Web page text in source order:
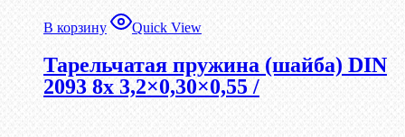
В корзину Quick View
Тарельчатая пружина (шайба) DIN
2093 8x 3,2×0,30×0,55 /